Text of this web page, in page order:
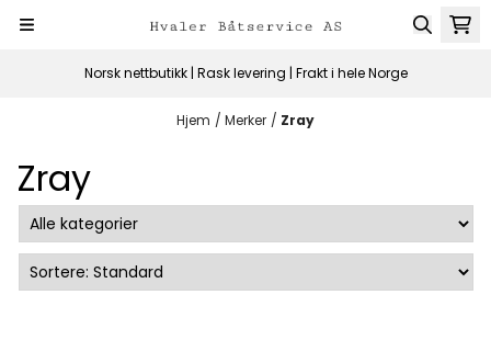
Hopp til innhold
Norsk nettbutikk | Rask levering | Frakt i hele Norge
Hjem / Merker / Zray
Zray